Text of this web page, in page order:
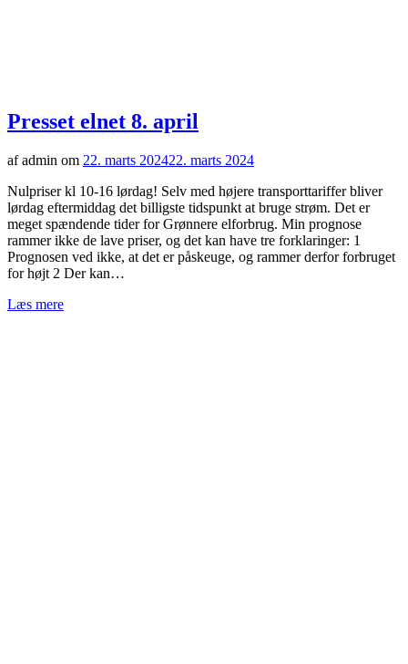
Presset elnet 8. april
af admin om 22. marts 202422. marts 2024
Nulpriser kl 10-16 lørdag! Selv med højere transporttariffer bliver
lørdag eftermiddag det billigste tidspunkt at bruge strøm. Det er
meget spændende tider for Grønnere elforbrug. Min prognose
rammer ikke de lave priser, og det kan have tre forklaringer: 1
Prognosen ved ikke, at det er påskeuge, og rammer derfor forbruget
for højt 2 Der kan…
Læs mere